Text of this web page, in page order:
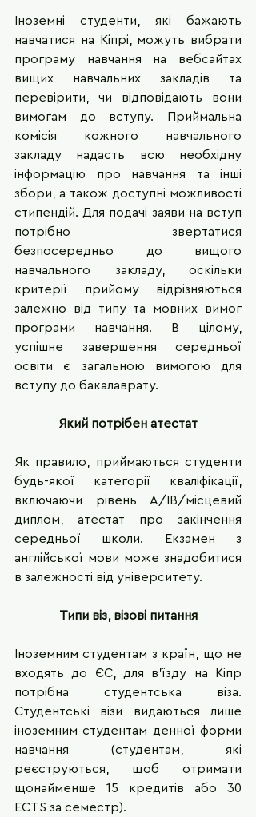
Іноземні студенти, які бажають
навчатися на Кіпрі, можуть вибрати
програму навчання на вебсайтах
вищих навчальних закладів та
перевірити, чи відповідають вони
вимогам до вступу. Приймальна
комісія кожного навчального
закладу надасть всю необхідну
інформацію про навчання та інші
збори, а також доступні можливості
стипендій. Для подачі заяви на вступ
потрібно звертатися
безпосередньо до вищого
навчального закладу, оскільки
критерії прийому відрізняються
залежно від типу та мовних вимог
програми навчання. В цілому,
успішне завершення середньої
освіти є загальною вимогою для
вступу до бакалаврату.
Який потрібен атестат
Як правило, приймаються студенти
будь-якої категорії кваліфікації,
включаючи рівень A/IB/місцевий
диплом, атестат про закінчення
середньої школи. Екзамен з
англійської мови може знадобитися
в залежності від університету.
Типи віз, візові питання
Іноземним студентам з країн, що не
входять до ЄС, для в’їзду на Кіпр
потрібна студентська віза.
Студентські візи видаються лише
іноземним студентам денної форми
навчання (студентам, які
реєструються, щоб отримати
щонайменше 15 кредитів або 30
ECTS за семестр).